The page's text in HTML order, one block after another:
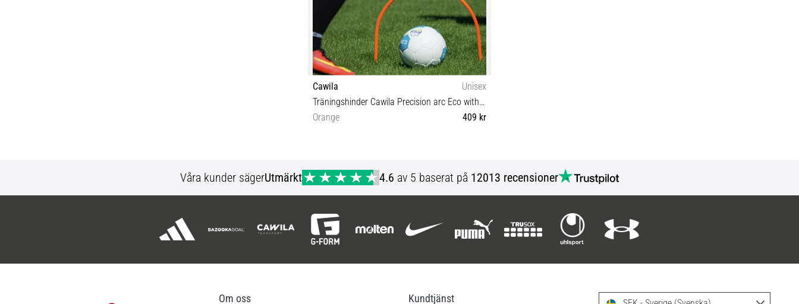
Cawila
Unisex
Träningshinder Cawila Precision arc Eco with Bag 6er Set
Orange
409 kr
Våra kunder sägerUtmärkt 4.6 av 5 baserat på 12013 recensioner
Om oss Kundtjänst